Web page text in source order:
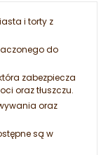
i torty z
do
zabezpiecza
oraz tłuszczu.
oraz
są w